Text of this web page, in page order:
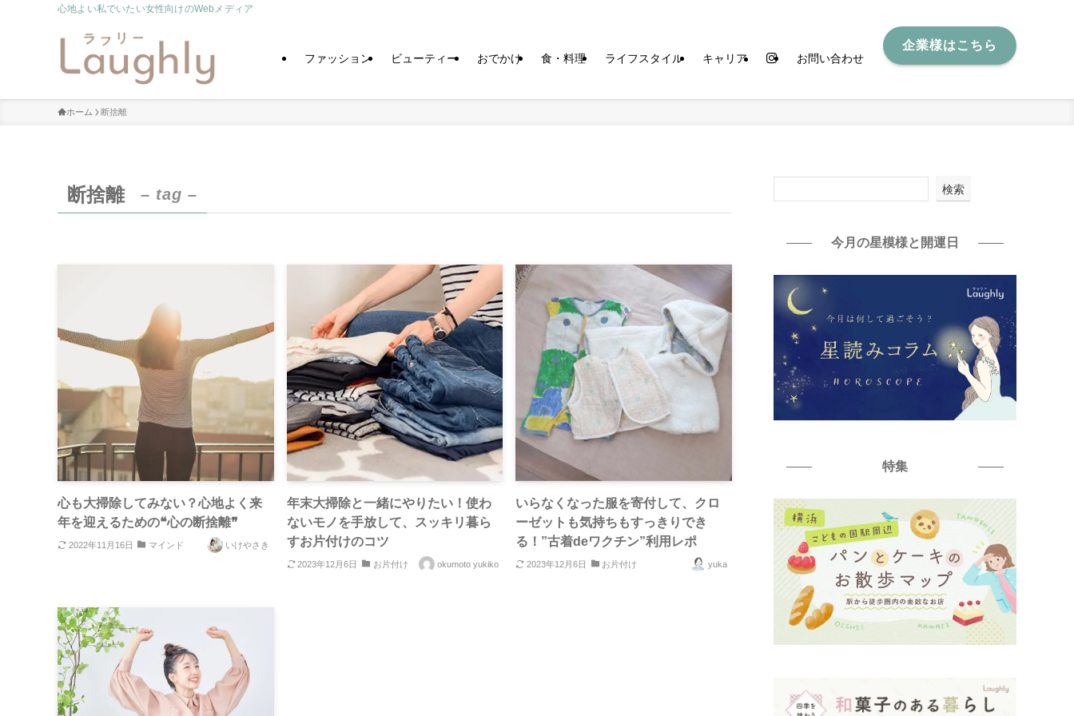
心地よい私でいたい女性向けのWebメディア
ファッション ビューティー おでかけ 食・料理 ライフスタイル キャリア お問い合わせ
企業様はこちら
ホーム 断捨離
断捨離 – tag –
心も大掃除してみない？心地よく来
年を迎えるための❝心の断捨離❞
2022年11月16日 マインド いけやさき
年末大掃除と一緒にやりたい！使わ
ないモノを手放して、スッキリ暮ら
すお片付けのコツ
2023年12月6日 お片付け okumoto yukiko
いらなくなった服を寄付して、クロ
ーゼットも気持ちもすっきりでき
る！”古着deワクチン”利用レポ
2023年12月6日 お片付け yuka
検索
今月の星模様と開運日
特集